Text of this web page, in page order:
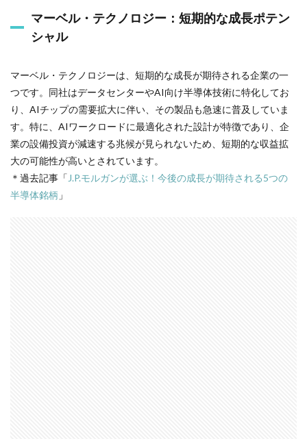
マーベル・テクノロジー：短期的な成長ポテン
シャル
マーベル・テクノロジーは、短期的な成長が期待される企業の一
つです。同社はデータセンターやAI向け半導体技術に特化してお
り、AIチップの需要拡大に伴い、その製品も急速に普及していま
す。特に、AIワークロードに最適化された設計が特徴であり、企
業の設備投資が減速する兆候が見られないため、短期的な収益拡
大の可能性が高いとされています。
＊過去記事「 J.P.モルガンが選ぶ！今後の成長が期待される5つの
半導体銘柄 」